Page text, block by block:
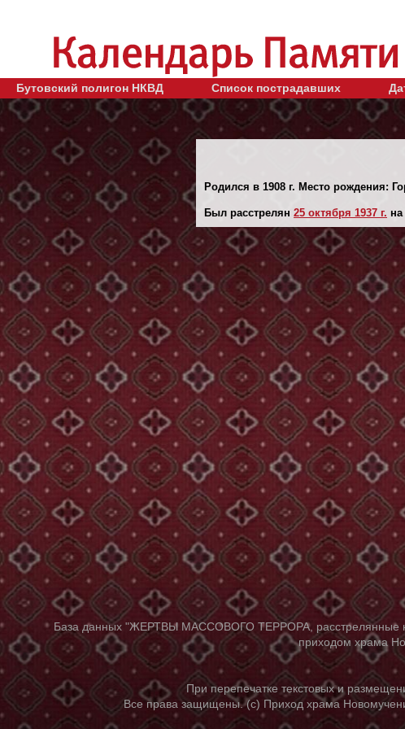
Бутовский полигон НКВД Список пострадавших
Родился в 1908 г. Место рождения:
Был расстрелян 25 октября 1937 г.
База данных "ЖЕРТВЫ МАССОВОГО ТЕРРОРА, расстрелянные на
приходом храма
При перепечатке текстовых и
Все права защищены. (с) Приход храма